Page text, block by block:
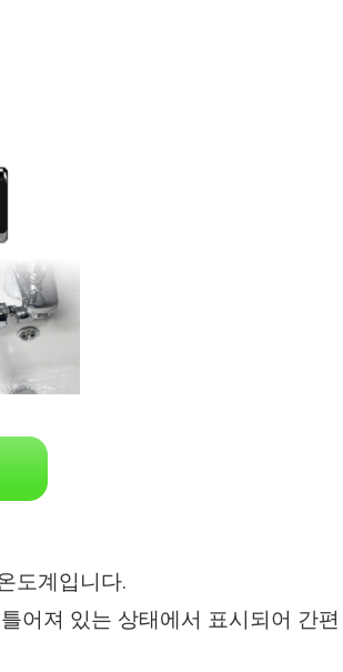
도계입니다.
어져 있는 상태에서 표시되어 간편